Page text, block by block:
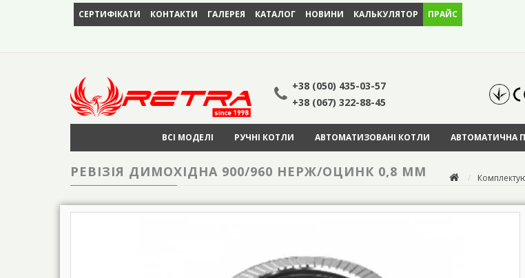
СЕРТИФІКАТИ КОНТАКТИ ГАЛЕРЕЯ КАТАЛОГ НОВИНИ КАЛЬКУЛЯТОР ПРАЙС
+38 (050) 435-03-57
+38 (067) 322-88-45
ВСІ МОДЕЛІ РУЧНІ КОТЛИ АВТОМАТИЗОВАНІ КОТЛИ АВТОМАТИЧНА
РЕВІЗІЯ ДИМОХІДНА 900/960 НЕРЖ/ОЦИНК 0,8 ММ